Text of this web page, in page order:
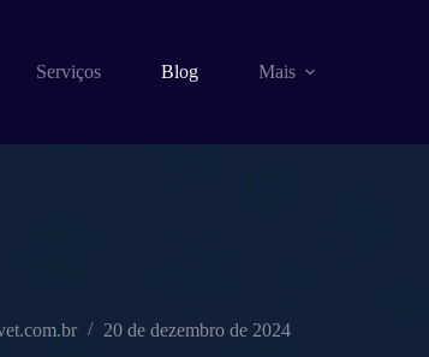
Serviços Blog Mais
20 de dezembro de 2024